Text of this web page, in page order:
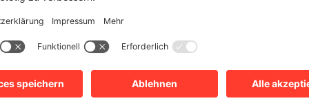
2025/2026
2024/2025